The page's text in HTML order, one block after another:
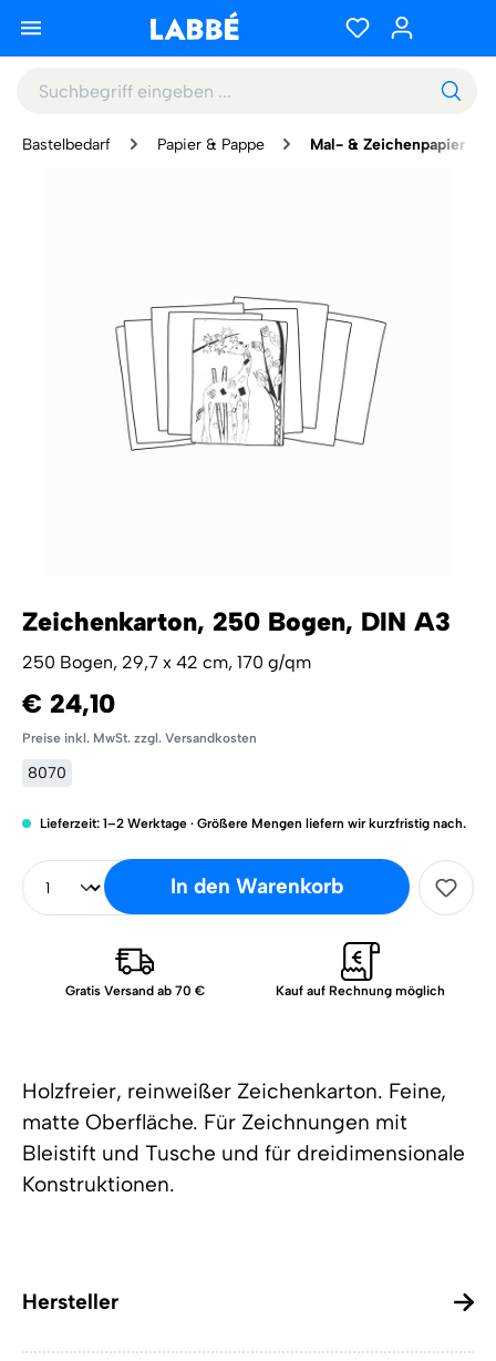
Bastelbedarf Papier & Pappe Mal- & Zeichenpapier
Holzfreier, reinweißer Zeichenkarton. Feine,
matte Oberfläche. Für Zeichnungen mit
Bleistift und Tusche und für dreidimensionale
Konstruktionen.
Hersteller
Zeichenkarton, 250 Bogen, DIN A3
250 Bogen, 29,7 x 42 cm, 170 g/qm
€ 24,10
Preise inkl. MwSt. zzgl. Versandkosten
8070
Lieferzeit: 1–2 Werktage · Größere Mengen liefern wir kurzfristig nach.
In den Warenkorb
Gratis Versand ab 70 € Kauf auf Rechnung möglich